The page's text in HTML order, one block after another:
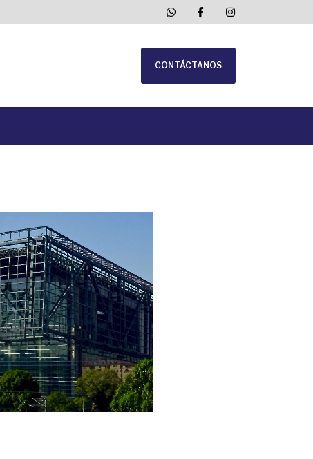
CONTÁCTANOS